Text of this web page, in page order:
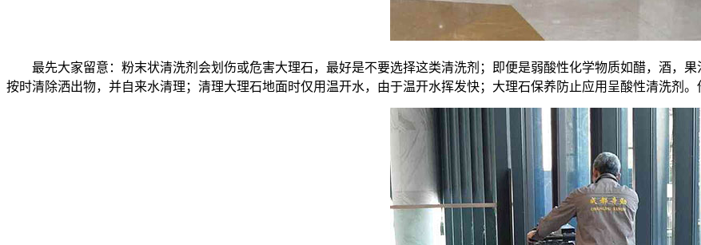
最先大家留意：粉末状清洗剂会划伤或危害大理石，最好是不要选择这类清洗剂；即便是弱酸性化学物质如醋，酒，
按时清除洒出物，并自来水清理；清理大理石地面时仅用温开水，由于温开水挥发快；大理石保养防止应用呈酸性清洗剂